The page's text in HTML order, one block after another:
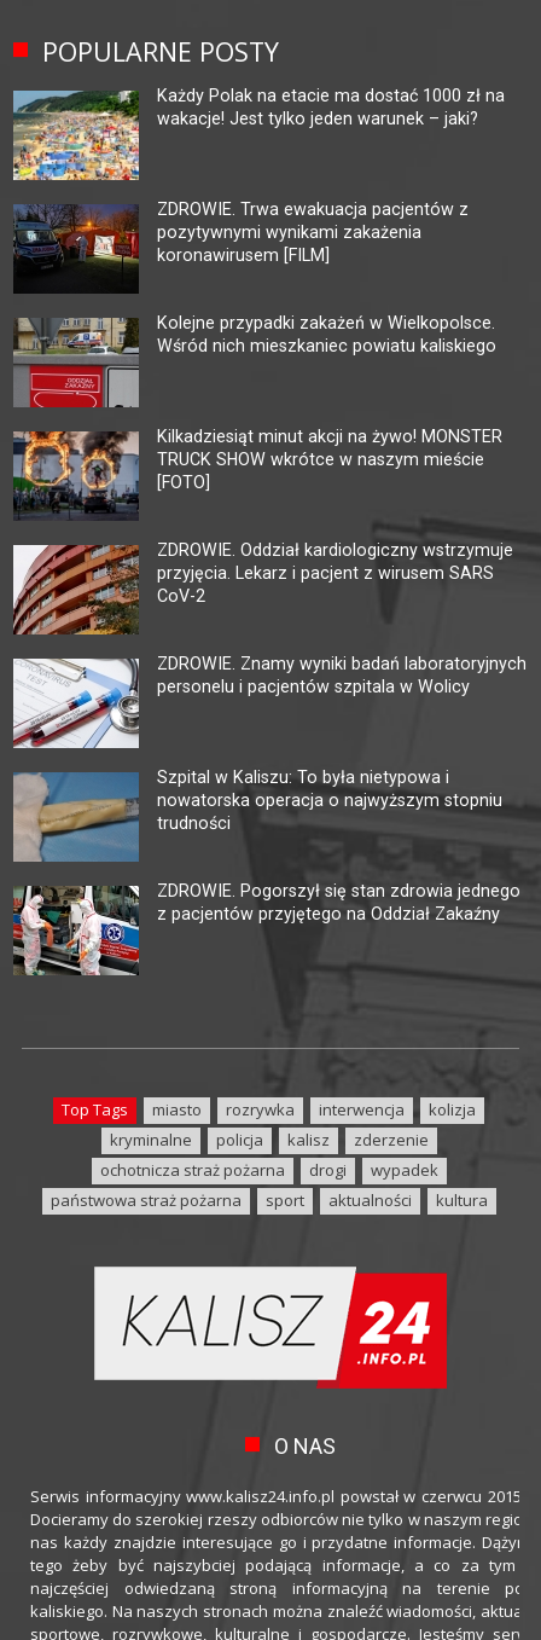
POPULARNE POSTY
Każdy Polak na etacie ma dostać 1000 zł na
wakacje! Jest tylko jeden warunek – jaki?
ZDROWIE. Trwa ewakuacja pacjentów z
pozytywnymi wynikami zakażenia
koronawirusem [FILM]
Kolejne przypadki zakażeń w Wielkopolsce.
Wśród nich mieszkaniec powiatu kaliskiego
Kilkadziesiąt minut akcji na żywo! MONSTER
TRUCK SHOW wkrótce w naszym mieście
[FOTO]
ZDROWIE. Oddział kardiologiczny wstrzymuje
przyjęcia. Lekarz i pacjent z wirusem SARS
CoV-2
ZDROWIE. Znamy wyniki badań laboratoryjnych
personelu i pacjentów szpitala w Wolicy
Szpital w Kaliszu: To była nietypowa i
nowatorska operacja o najwyższym stopniu
trudności
ZDROWIE. Pogorszył się stan zdrowia jednego
z pacjentów przyjętego na Oddział Zakaźny
Top Tags miasto rozrywka interwencja
kolizja
kryminalne
policja kalisz
zderzenie
ochotnicza straż pożarna
drogi
wypadek
państwowa straż pożarna
sport aktualności kultura
O NAS
Serwis informacyjny www.kalisz24.info.pl powstał w czerwcu 2015
Docieramy do szerokiej rzeszy odbiorców nie tylko w naszym
nas każdy znajdzie interesujące go i przydatne informacje.
tego żeby być najszybciej podającą informacje, a co za tym
najczęściej odwiedzaną stroną informacyjną na terenie
kaliskiego. Na naszych stronach można znaleźć wiadomości,
sportowe, rozrywkowe, kulturalne i gospodarcze. Jesteśmy